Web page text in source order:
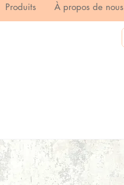
Produits À propos de nous